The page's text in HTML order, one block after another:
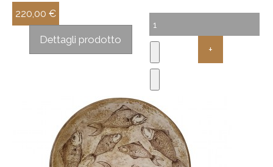
220,00 €
Dettagli prodotto